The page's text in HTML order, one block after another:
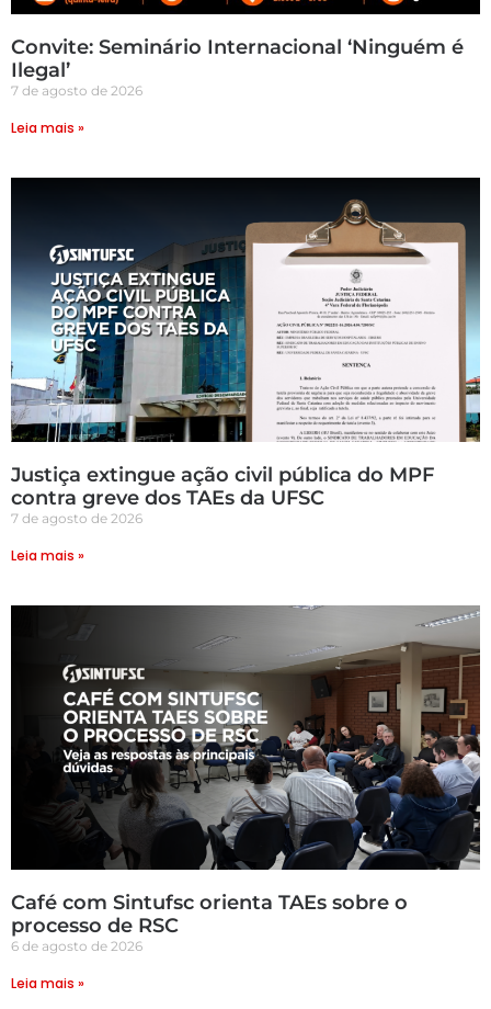
Convite: Seminário Internacional ‘Ninguém é
Ilegal’
7 de agosto de 2026
Leia mais »
Justiça extingue ação civil pública do MPF
contra greve dos TAEs da UFSC
7 de agosto de 2026
Leia mais »
Café com Sintufsc orienta TAEs sobre o
processo de RSC
6 de agosto de 2026
Leia mais »